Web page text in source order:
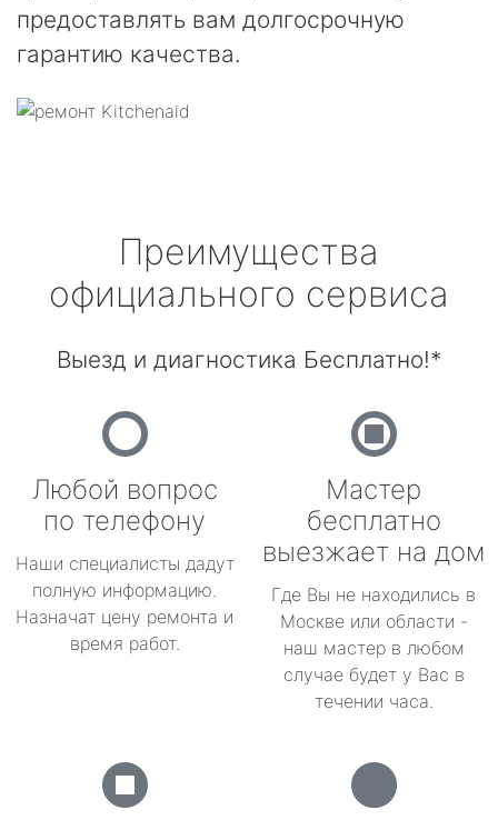
предоставлять вам долгосрочную
гарантию качества.
Преимущества
официального сервиса
Выезд и диагностика Бесплатно!*
Любой вопрос
по телефону
Наши специалисты дадут
полную информацию.
Назначат цену ремонта и
время работ.
Мастер
бесплатно
выезжает на дом
Где Вы не находились в
Москве или области -
наш мастер в любом
случае будет у Вас в
течении часа.